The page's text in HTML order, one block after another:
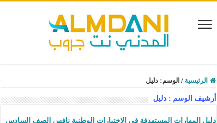
الرئيسية / الوسم:دليل
أرشيف الوسم :دليل
دليل المهارات المستهدفة في الاختبارات الوطنية نافس الصف السادس